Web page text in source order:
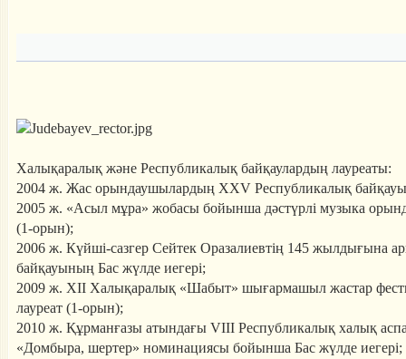
Халықаралық және Республикалық байқаулардың лауреаты:
2004 ж. Жас орындаушылардың XXV Республикалық
2005 ж. «Асыл мұра» жобасы бойынша дәстүрлі музыка
(1-орын);
2006 ж. Күйші-сазгер Сейтек Оразалиевтің 145 жылдығына
байқауының Бас жүлде иегері;
2009 ж. XII Халықаралық «Шабыт» шығармашыл жастар
лауреат (1-орын);
2010 ж. Құрманғазы атындағы VIII Республикалық халық
«Домбыра, шертер» номинациясы бойынша Бас жүлде иегері;